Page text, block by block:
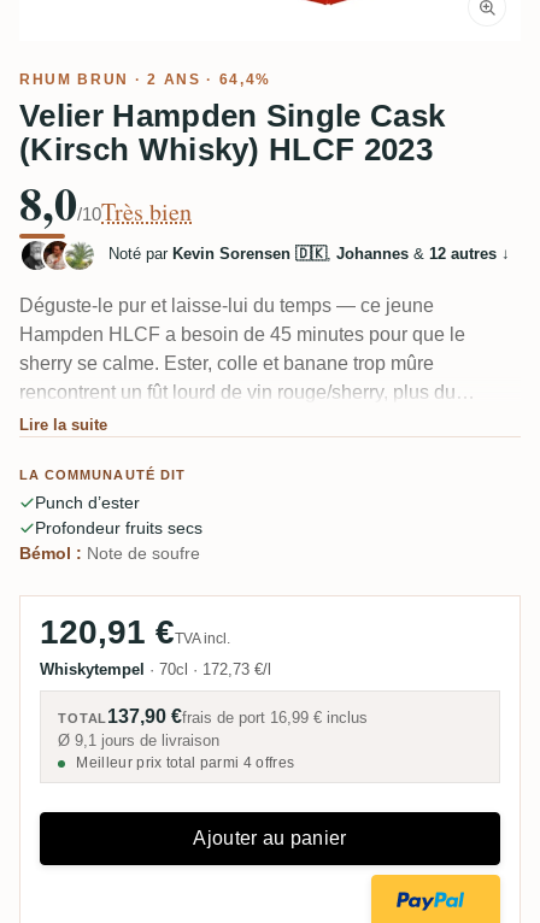
RHUM BRUN · 2 ANS · 64,4%
Velier Hampden Single Cask
(Kirsch Whisky) HLCF 2023
8,0/10Très bien
Noté par Kevin Sorensen 🇩🇰, Johannes & 12 autres ↓
Déguste-le pur et laisse-lui du temps — ce jeune
Hampden HLCF a besoin de 45 minutes pour que le
sherry se calme. Ester, colle et banane trop mûre
rencontrent un fût lourd de vin rouge/sherry, plus du
caoutchouc, du bois rôti et une note de soufre qui divise.
le devant. Bruyant, tannique et plein d'arêtes à 64,4 %.
Lire la suite
LA COMMUNAUTÉ DIT
Punch d’ester
Profondeur fruits secs
Bémol : Note de soufre
120,91 €TVA incl.
Whiskytempel · 70cl · 172,73 €/l
TOTAL 137,90 €frais de port 16,99 € inclus
Ø 9,1 jours de livraison
Meilleur prix total parmi 4 offres
Ajouter au panier